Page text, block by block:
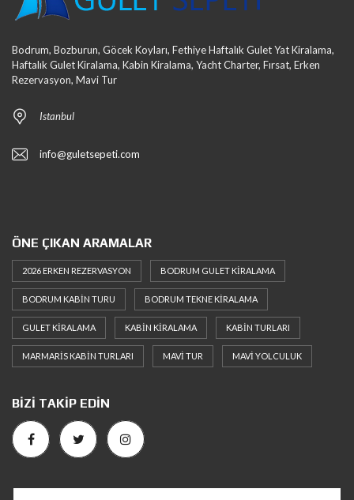
Bodrum, Bozburun, Göcek Koyları, Fethiye Haftalık Gulet Yat Kiralama,
Haftalık Gulet Kiralama, Kabin Kiralama, Yacht Charter, Fırsat, Erken
Rezervasyon, Mavi Tur
Istanbul
info@guletsepeti.com
ÖNE ÇIKAN ARAMALAR
2026 ERKEN REZERVASYON BODRUM GULET KIRALAMA
BODRUM KABIN TURU BODRUM TEKNE KIRALAMA
GULET KIRALAMA KABIN KIRALAMA KABIN TURLARI
MARMARIS KABIN TURLARI MAVI TUR MAVI YOLCULUK
BIZI TAKIP EDIN